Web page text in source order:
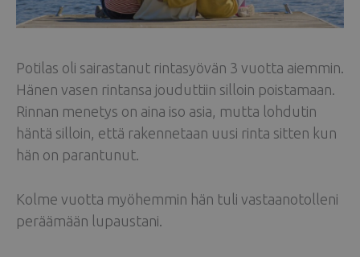
Potilas oli sairastanut rintasyövän 3 vuotta aiemmin.
Hänen vasen rintansa jouduttiin silloin poistamaan.
Rinnan menetys on aina iso asia, mutta lohdutin
häntä silloin, että rakennetaan uusi rinta sitten kun
hän on parantunut.
Kolme vuotta myöhemmin hän tuli vastaanotolleni
peräämään lupaustani.